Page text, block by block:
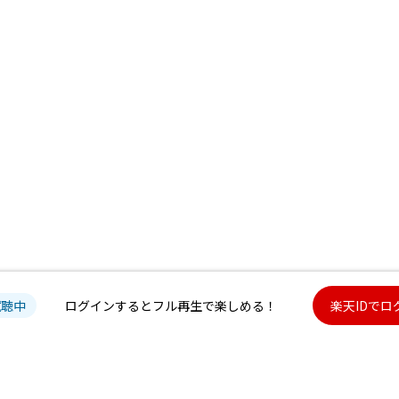
中 ログインするとフル再生で楽しめる！ 楽天IDでロ